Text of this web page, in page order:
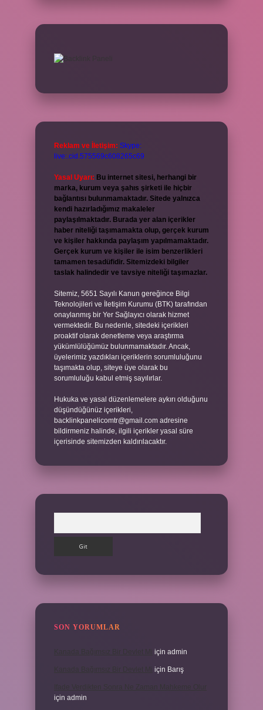
Reklam ve İletişim: Skype:
live:.cid.575569c608265c69
Yasal Uyarı: Bu internet sitesi, herhangi bir
marka, kurum veya şahıs şirketi ile hiçbir
bağlantısı bulunmamaktadır. Sitede yalnızca
kendi hazırladığımız makaleler
paylaşılmaktadır. Burada yer alan içerikler
haber niteliği taşımamakta olup, gerçek kurum
ve kişiler hakkında paylaşım yapılmamaktadır.
Gerçek kurum ve kişiler ile isim benzerlikleri
tamamen tesadüfidir. Sitemizdeki bilgiler
taslak halindedir ve tavsiye niteliği taşımazlar.
Sitemiz, 5651 Sayılı Kanun gereğince Bilgi
Teknolojileri ve İletişim Kurumu (BTK) tarafından
onaylanmış bir Yer Sağlayıcı olarak hizmet
vermektedir. Bu nedenle, sitedeki içerikleri
proaktif olarak denetleme veya araştırma
yükümlülüğümüz bulunmamaktadır. Ancak,
üyelerimiz yazdıkları içeriklerin sorumluluğunu
taşımakta olup, siteye üye olarak bu
sorumluluğu kabul etmiş sayılırlar.
Hukuka ve yasal düzenlemelere aykırı olduğunu
düşündüğünüz içerikleri,
backlinkpanelicomtr@gmail.com adresine
bildirmeniz halinde, ilgili içerikler yasal süre
içerisinde sitemizden kaldırılacaktır.
SON YORUMLAR
için admin
için Barış
için admin